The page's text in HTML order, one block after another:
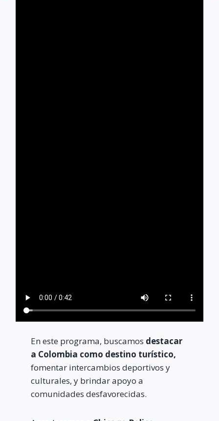
En este programa, buscamos destacar
a Colombia como destino turístico,
fomentar intercambios deportivos y
culturales, y brindar apoyo a
comunidades desfavorecidas.